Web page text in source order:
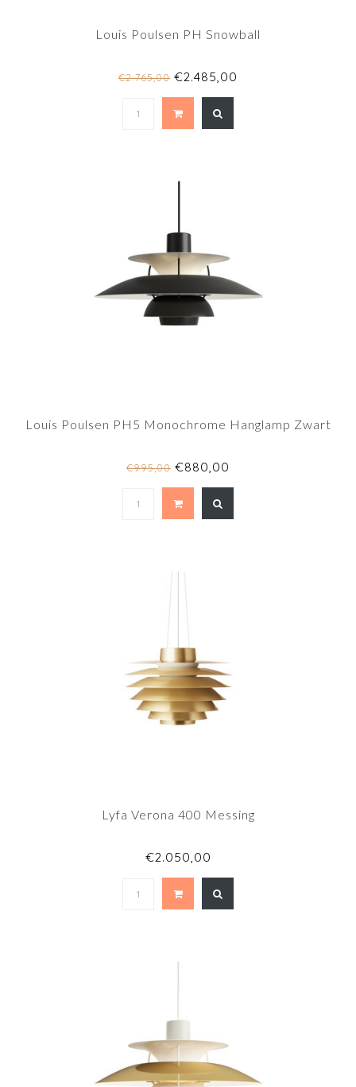
Louis Poulsen PH Snowball
€2.765,00 €2.485,00
Louis Poulsen PH5 Monochrome Hanglamp Zwart
€995,00 €880,00
Lyfa Verona 400 Messing
€2.050,00